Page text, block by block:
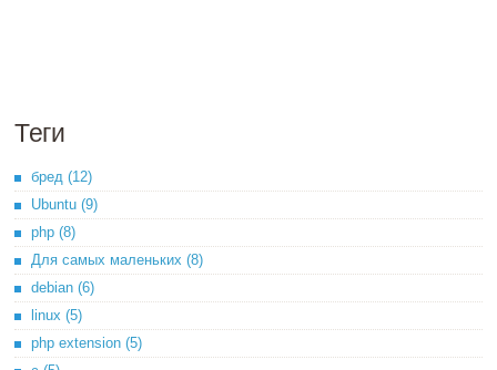
Теги
бред (12)
Ubuntu (9)
php (8)
Для самых маленьких (8)
debian (6)
linux (5)
php extension (5)